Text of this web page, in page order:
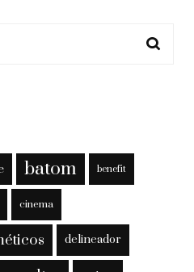
batom benefit
cinema
delineador